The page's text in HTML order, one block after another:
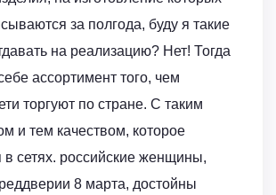
за полгода, буду я такие
на реализацию? Нет! Тогда
ассортимент того, чем
торгуют по стране. С таким
и тем качеством, которое
в сетях. российские женщины,
8 марта, достойны